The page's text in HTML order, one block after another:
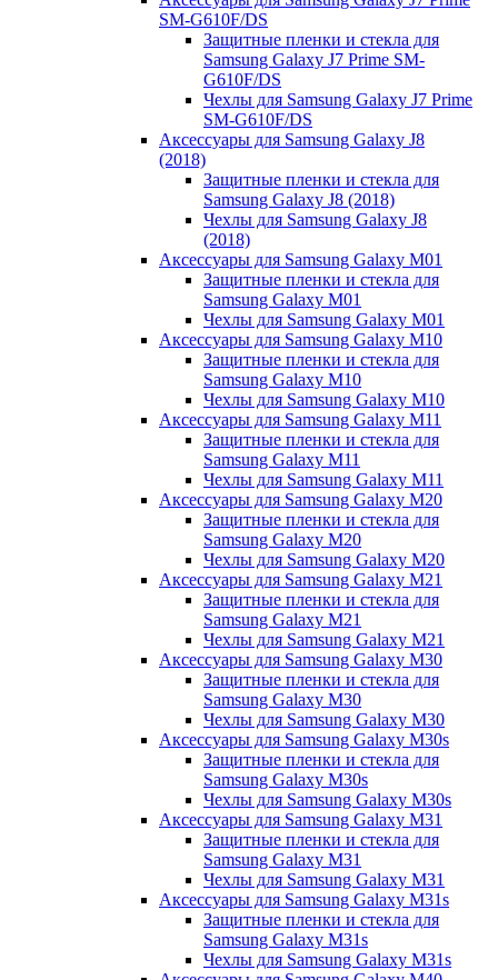
SM-G610F/DS
Защитные пленки и стекла для
Samsung Galaxy J7 Prime SM-
G610F/DS
Чехлы для Samsung Galaxy J7 Prime
SM-G610F/DS
Аксессуары для Samsung Galaxy J8
(2018)
Защитные пленки и стекла для
Samsung Galaxy J8 (2018)
Чехлы для Samsung Galaxy J8
(2018)
Аксессуары для Samsung Galaxy M01
Защитные пленки и стекла для
Samsung Galaxy M01
Чехлы для Samsung Galaxy M01
Аксессуары для Samsung Galaxy M10
Защитные пленки и стекла для
Samsung Galaxy M10
Чехлы для Samsung Galaxy M10
Аксессуары для Samsung Galaxy M11
Защитные пленки и стекла для
Samsung Galaxy M11
Чехлы для Samsung Galaxy M11
Аксессуары для Samsung Galaxy M20
Защитные пленки и стекла для
Samsung Galaxy M20
Чехлы для Samsung Galaxy M20
Аксессуары для Samsung Galaxy M21
Защитные пленки и стекла для
Samsung Galaxy M21
Чехлы для Samsung Galaxy M21
Аксессуары для Samsung Galaxy M30
Защитные пленки и стекла для
Samsung Galaxy M30
Чехлы для Samsung Galaxy M30
Аксессуары для Samsung Galaxy M30s
Защитные пленки и стекла для
Samsung Galaxy M30s
Чехлы для Samsung Galaxy M30s
Аксессуары для Samsung Galaxy M31
Защитные пленки и стекла для
Samsung Galaxy M31
Чехлы для Samsung Galaxy M31
Аксессуары для Samsung Galaxy M31s
Защитные пленки и стекла для
Samsung Galaxy M31s
Чехлы для Samsung Galaxy M31s